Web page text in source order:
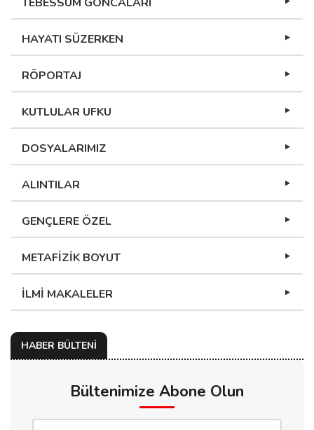
HAYATI SÜZERKEN
RÖPORTAJ
KUTLULAR UFKU
DOSYALARIMIZ
ALINTILAR
GENÇLERE ÖZEL
METAFİZİK BOYUT
İLMİ MAKALELER
HABER BÜLTENİ
Bültenimize Abone Olun